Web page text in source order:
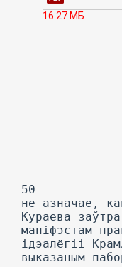
16.27 МБ
50
не азначае,
Кураева
маніфэстам
ідэалёгіі
выказаным